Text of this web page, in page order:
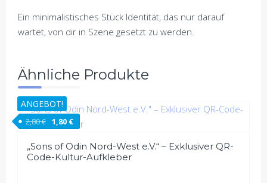
Ein minimalistisches Stück Identität, das nur darauf
wartet, von dir in Szene gesetzt zu werden.
Ähnliche Produkte
ANGEBOT!
„Sons of Odin Nord-West e.V.“ – Exklusiver QR-
Code-Kultur-Aufkleber
2,80€ Ursprünglicher Preis war: 2,80 €
1,80 €Aktueller Preis ist: 1,80 €.